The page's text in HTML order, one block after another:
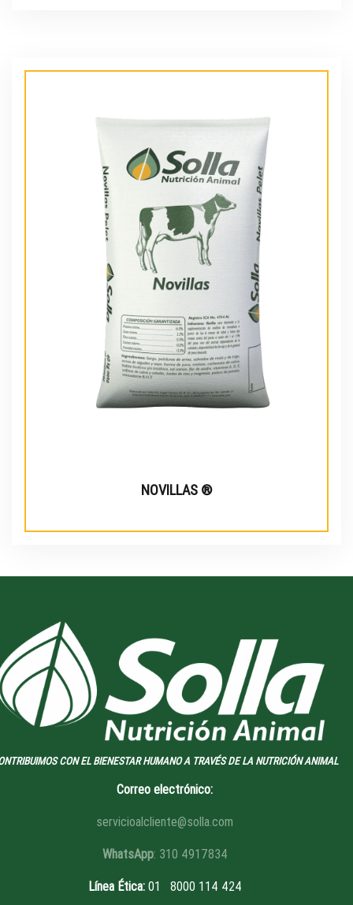
NOVILLAS ®
CON EL BIENESTAR HUMANO A TRAVÉS DE LA NUTRICIÓN ANIMAL
Correo electrónico:
servicioalcliente@solla.com
WhatsApp: 310 4917834
Línea Ética:01 8000 114 424